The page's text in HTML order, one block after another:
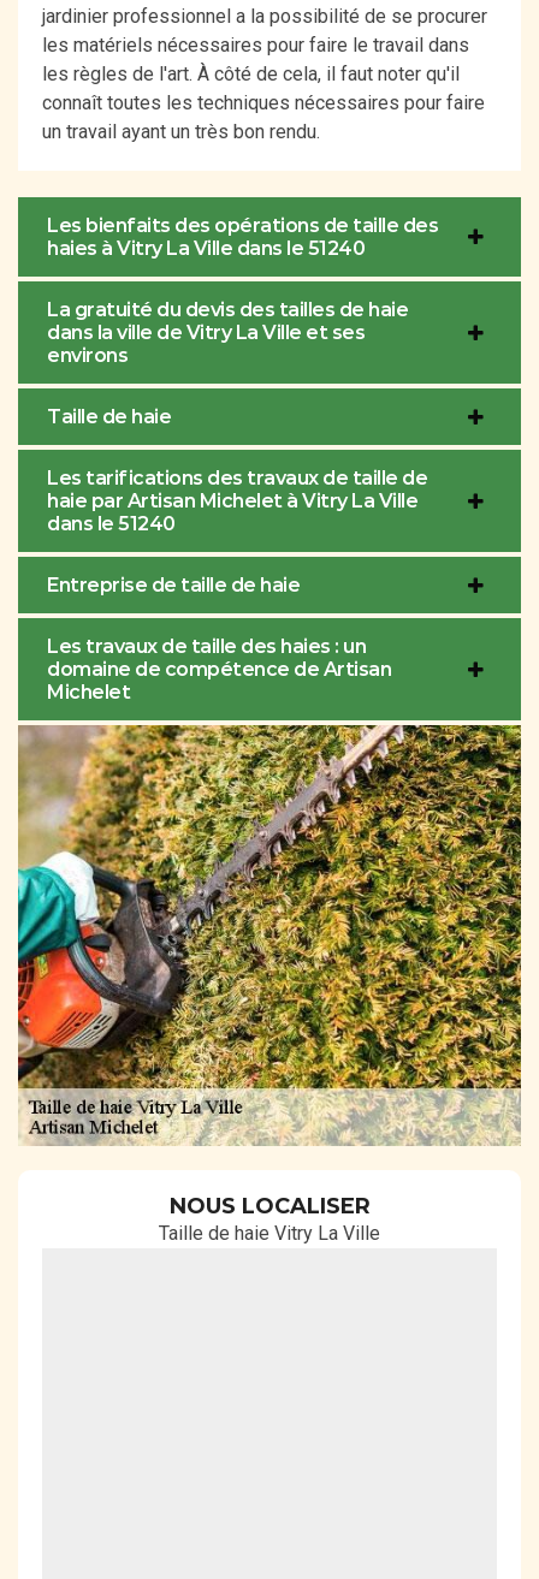
jardinier professionnel a la possibilité de se procurer
les matériels nécessaires pour faire le travail dans
les règles de l'art. À côté de cela, il faut noter qu'il
connaît toutes les techniques nécessaires pour faire
un travail ayant un très bon rendu.
Les bienfaits des opérations de taille des
haies à Vitry La Ville dans le 51240
La gratuité du devis des tailles de haie
dans la ville de Vitry La Ville et ses
environs
Taille de haie
Les tarifications des travaux de taille de
haie par Artisan Michelet à Vitry La Ville
dans le 51240
Entreprise de taille de haie
Les travaux de taille des haies : un
domaine de compétence de Artisan
Michelet
NOUS LOCALISER
Taille de haie Vitry La Ville